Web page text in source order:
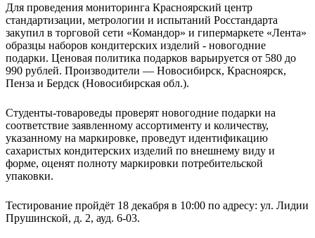
Для проведения мониторинга Красноярский центр
стандартизации, метрологии и испытаний Росстандарта
закупил в торговой сети «Командор» и гипермаркете «Лента»
образцы наборов кондитерских изделий - новогодние
подарки. Ценовая политика подарков варьируется от 580 до
990 рублей. Производители — Новосибирск, Красноярск,
Пенза и Бердск (Новосибирская обл.).
Студенты-товароведы проверят новогодние подарки на
соответствие заявленному ассортименту и количеству,
указанному на маркировке, проведут идентификацию
сахаристых кондитерских изделий по внешнему виду и
форме, оценят полноту маркировки потребительской
упаковки.
Тестирование пройдёт 18 декабря в 10:00 по адресу: ул. Лидии
Прушинской, д. 2, ауд. 6-03.